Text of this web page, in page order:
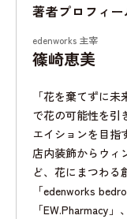
著者プロフィー
edenworks 主宰
篠崎恵美
「花を棄てずに
で花の可能性を引
エイションを目指
店内装飾からウィ
ど、花にまつわる
「edenworks
「EW.Pharmacy